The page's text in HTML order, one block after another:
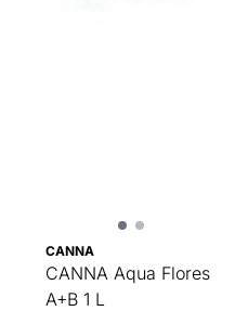
CANNA
CANNA Aqua Flores
A+B 1 L